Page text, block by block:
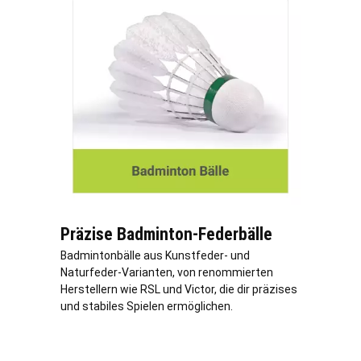
Präzise Badminton-Federbälle
Badmintonbälle aus Kunstfeder- und
Naturfeder-Varianten, von renommierten
Herstellern wie RSL und Victor, die dir präzises
und stabiles Spielen ermöglichen.